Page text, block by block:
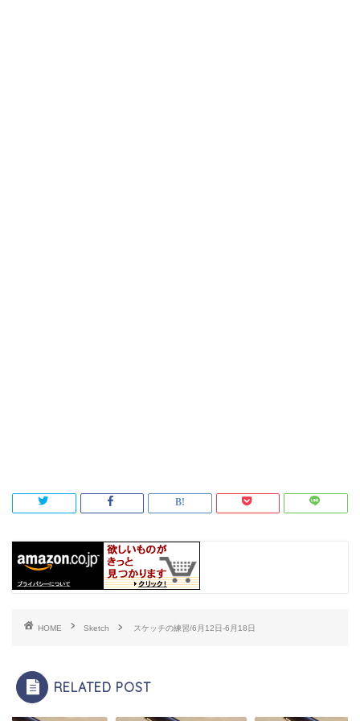
HOME Sketch スケッチの練習/6月12日-6月18日
RELATED POST